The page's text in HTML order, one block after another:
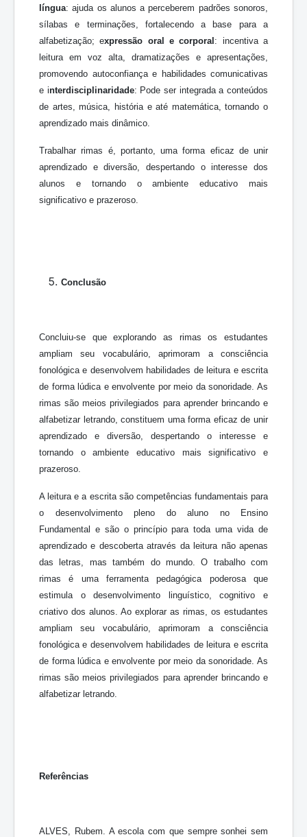
língua: ajuda os alunos a perceberem padrões sonoros,
sílabas e terminações, fortalecendo a base para a
alfabetização; expressão oral e corporal: incentiva a
leitura em voz alta, dramatizações e apresentações,
promovendo autoconfiança e habilidades comunicativas
e interdisciplinaridade: Pode ser integrada a conteúdos
de artes, música, história e até matemática, tornando o
aprendizado mais dinâmico.
Trabalhar rimas é, portanto, uma forma eficaz de unir
aprendizado e diversão, despertando o interesse dos
alunos e tornando o ambiente educativo mais
significativo e prazeroso.
Conclusão
Concluiu-se que explorando as rimas os estudantes
ampliam seu vocabulário, aprimoram a consciência
fonológica e desenvolvem habilidades de leitura e escrita
de forma lúdica e envolvente por meio da sonoridade. As
rimas são meios privilegiados para aprender brincando e
alfabetizar letrando, constituem uma forma eficaz de unir
aprendizado e diversão, despertando o interesse e
tornando o ambiente educativo mais significativo e
prazeroso.
A leitura e a escrita são competências fundamentais para
o desenvolvimento pleno do aluno no Ensino
Fundamental e são o princípio para toda uma vida de
aprendizado e descoberta através da leitura não apenas
das letras, mas também do mundo. O trabalho com
rimas é uma ferramenta pedagógica poderosa que
estimula o desenvolvimento linguístico, cognitivo e
criativo dos alunos. Ao explorar as rimas, os estudantes
ampliam seu vocabulário, aprimoram a consciência
fonológica e desenvolvem habilidades de leitura e escrita
de forma lúdica e envolvente por meio da sonoridade. As
rimas são meios privilegiados para aprender brincando e
alfabetizar letrando.
Referências
ALVES, Rubem. A escola com que sempre sonhei sem